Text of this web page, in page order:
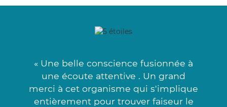
« Une belle conscience fusionnée à
une écoute attentive . Un grand
merci à cet organisme qui s'implique
entièrement pour trouver faiseur le